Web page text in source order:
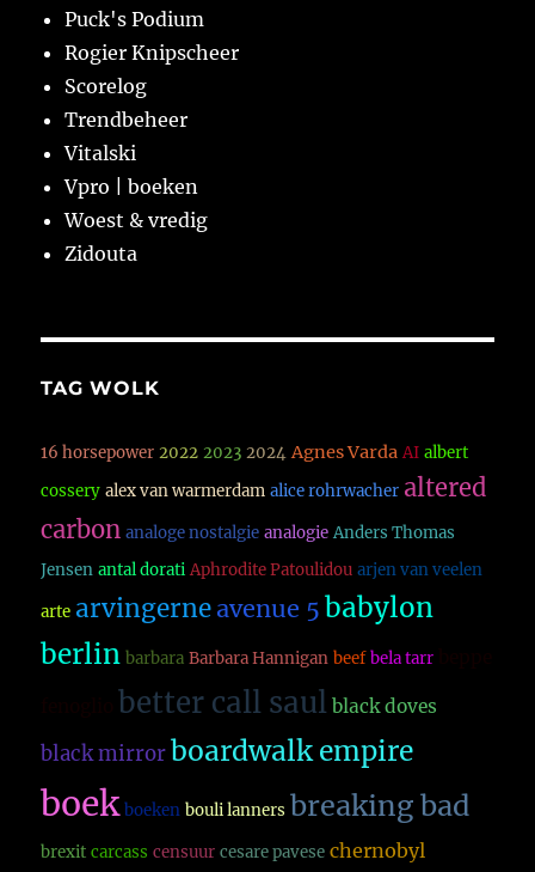
Puck's Podium
Rogier Knipscheer
Scorelog
Trendbeheer
Vitalski
Vpro | boeken
Woest & vredig
Zidouta
TAG WOLK
16 horsepower 2022 2023 2024 Agnes Varda AI albert
cossery alex van warmerdam alice rohrwacher altered
carbon analoge nostalgie analogie Anders Thomas
Jensen antal dorati Aphrodite Patoulidou arjen van veelen
arte arvingerne avenue 5 babylon
berlin barbara Barbara Hannigan beef bela tarr
better call saul black doves
black mirror boardwalk empire
boek boeken bouli lanners breaking bad
brexit carcass censuur cesare pavese chernobyl